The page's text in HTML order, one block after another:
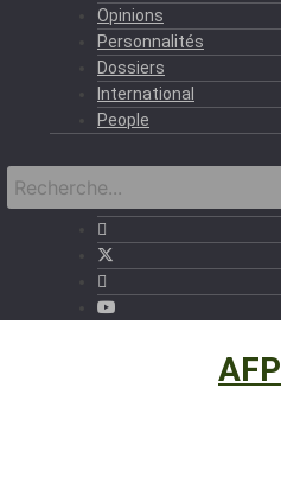
Opinions
Personnalités
Dossiers
International
People
AFP